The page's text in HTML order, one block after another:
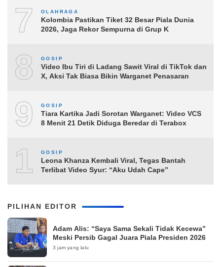
7 OLAHRAGA
Kolombia Pastikan Tiket 32 Besar Piala Dunia
2026, Jaga Rekor Sempurna di Grup K
8 GOSIP
Video Ibu Tiri di Ladang Sawit Viral di TikTok dan
X, Aksi Tak Biasa Bikin Warganet Penasaran
9 GOSIP
Tiara Kartika Jadi Sorotan Warganet: Video VCS
8 Menit 21 Detik Diduga Beredar di Terabox
10
GOSIP
Leona Khanza Kembali Viral, Tegas Bantah
Terlibat Video Syur: “Aku Udah Cape”
PILIHAN EDITOR
Adam Alis: “Saya Sama Sekali Tidak Kecewa”
Meski Persib Gagal Juara Piala Presiden 2026
3 jam yang lalu